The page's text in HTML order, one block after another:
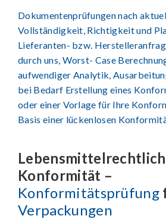
Dokumentenprüfungen nach
Vollständigkeit, Richtigkeit und
Lieferanten- bzw.
durch uns, Worst- Case
aufwendiger Analytik,
bei Bedarf Erstellung eines
oder einer Vorlage für Ihre
Basis einer lückenlosen
Konformität –
Konformitätsprüfung
Verpackungen